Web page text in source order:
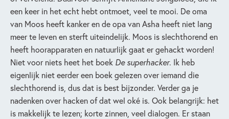
een keer in het echt hebt ontmoet, veel te mooi. De oma
van Moos heeft kanker en de opa van Asha heeft niet lang
meer te leven en sterft uiteindelijk. Moos is slechthorend en
heeft hoorapparaten en natuurlijk gaat er gehackt worden!
Niet voor niets heet het boek De superhacker. Ik heb
eigenlijk niet eerder een boek gelezen over iemand die
slechthorend is, dus dat is best bijzonder. Verder ga je
nadenken over hacken of dat wel oké is. Ook belangrijk: het
is makkelijk te lezen; korte zinnen, veel dialogen. Er staan